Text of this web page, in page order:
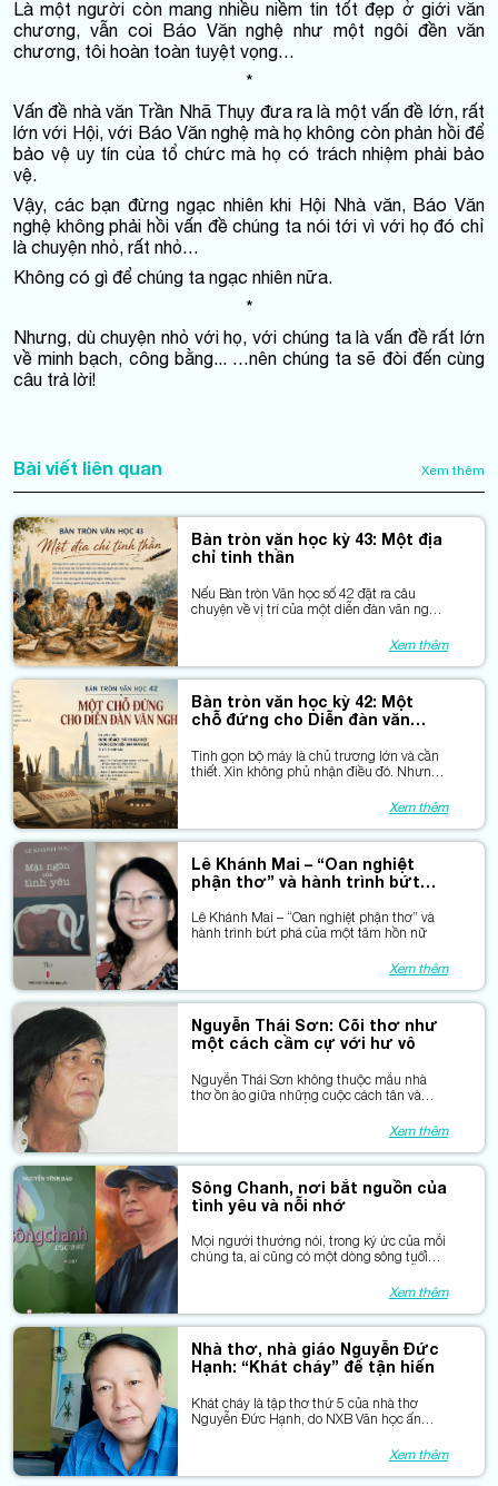
Là một người còn mang nhiều niềm tin tốt đẹp ở giới văn
chương, vẫn coi Báo Văn nghệ như một ngôi đền văn
chương, tôi hoàn toàn tuyệt vọng…
*
Vấn đề nhà văn Trần Nhã Thụy đưa ra là một vấn đề lớn, rất
lớn với Hội, với Báo Văn nghệ mà họ không còn phản hồi để
bảo vệ uy tín của tổ chức mà họ có trách nhiệm phải bảo
vệ.
Vậy, các bạn đừng ngạc nhiên khi Hội Nhà văn, Báo Văn
nghệ không phải hồi vấn đề chúng ta nói tới vì với họ đó chỉ
là chuyện nhỏ, rất nhỏ…
Không có gì để chúng ta ngạc nhiên nữa.
*
Nhưng, dù chuyện nhỏ với họ, với chúng ta là vấn đề rất lớn
về minh bạch, công bằng... …nên chúng ta sẽ đòi đến cùng
câu trả lời!
Bài viết liên quan Xem thêm
Bàn tròn văn học kỳ 43: Một địa
chỉ tinh thần
Nếu Bàn tròn Văn học số 42 đặt ra câu
chuyện về vị trí của một diễn đàn văn nghệ
thì ở số này, chúng tôi muốn lắng nghe
những cảm nhận từ chính những người đã
từng gắn bó với diễn đàn ấy.
Xem thêm
Bàn tròn văn học kỳ 42: Một
chỗ đứng cho Diễn đàn văn
Tinh gọn bộ máy là chủ trương lớn và cần
thiết. Xin không phủ nhận điều đó. Nhưng
chế, có những giá trị rất khó cân đong bằng
Xem thêm
Lê Khánh Mai – “Oan nghiệt
phận thơ” và hành trình bứt
Lê Khánh Mai – “Oan nghiệt phận thơ” và
hành trình bứt phá của một tâm hồn nữ
Xem thêm
Nguyễn Thái Sơn: Cõi thơ như
một cách cầm cự với hư vô
Nguyễn Thái Sơn không thuộc mẫu nhà
thơ ồn ào giữa những cuộc cách tân và
đường riêng của mình — như một người
lính “vừa đi vừa nghĩ”, mang theo ký ức
chiến tranh, những ám ảnh về cái chết, sự
thơ thôi”.
Xem thêm
Sông Chanh, nơi bắt nguồn của
tình yêu và nỗi nhớ
Mọi người thường nói, trong ký ức của mỗi
chúng ta, ai cũng có một dòng sông tuổi
Vĩnh Bảo, có lẽ dòng sông tuổi thơ ấy chính
là sông Chanh – con sông gắn bó với anh
suốt cuộc đời, từ khi ấu thơ đến lúc trưởng
nghiệp.
Xem thêm
Nhà thơ, nhà giáo Nguyễn Đức
Hạnh: “Khát cháy” để tận hiến
Khát cháy là tập thơ thứ 5 của nhà thơ
Nguyễn Đức Hạnh, do NXB Văn học ấn
Hội Nhà văn Việt Nam, hội viên Hội VHNT
tỉnh Thái Nguyên, Phó Giáo sư, Tiến sĩ
chuyên ngành Ngữ văn, Nhà giáo Ưu tú,
Xem thêm